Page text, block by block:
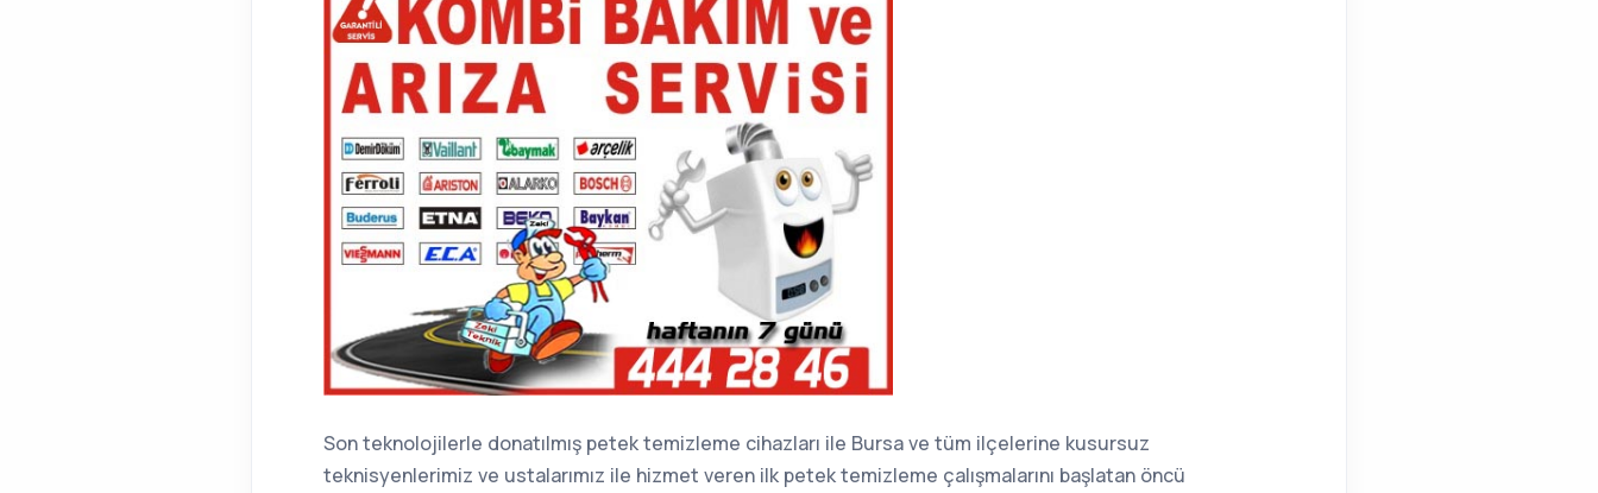
Son teknolojilerle donatılmış petek temizleme cihazları ile Bursa ve tüm ilçelerine kusursuz
teknisyenlerimiz ve ustalarımız ile hizmet veren ilk petek temizleme çalışmalarını başlatan öncü